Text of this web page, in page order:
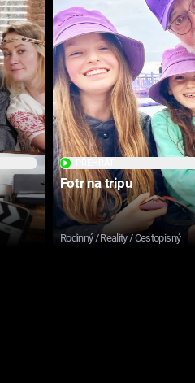
Fotr na tripu
Rodinný / Reality / Cestopisný